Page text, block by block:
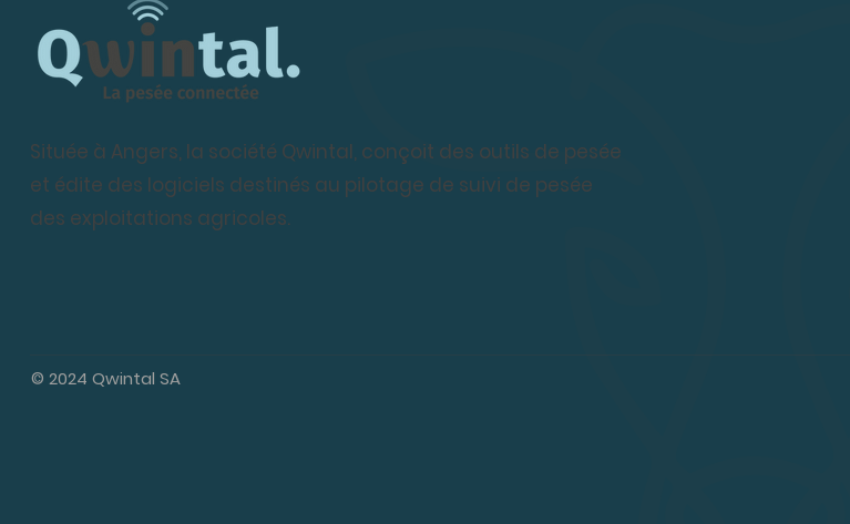
© 2024 Qwintal SA
Située à Angers, la société Qwintal, conçoit des outils de pesée
et édite des logiciels destinés au pilotage de suivi de pesée
des exploitations agricoles.